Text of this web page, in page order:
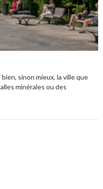
sinon mieux, la ville que
minérales ou des